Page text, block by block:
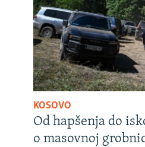
KOSOVO
Od hapšenja do
o masovnoj